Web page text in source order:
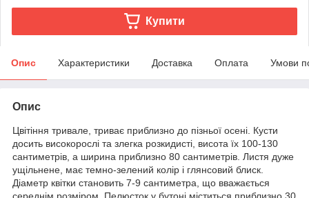
Купити
Опис Характеристики Доставка Оплата Умови
Опис
Цвітіння тривале, триває приблизно до пізньої осені. Кусти
досить високорослі та злегка розкидисті, висота їх 100-130
сантиметрів, а ширина приблизно 80 сантиметрів. Листя дуже
ущільнене, має темно-зелений колір і глянсовий блиск.
Діаметр квітки становить 7-9 сантиметра, що вважається
середнім розміром. Пелюсток у бутоні міститься приблизно 30